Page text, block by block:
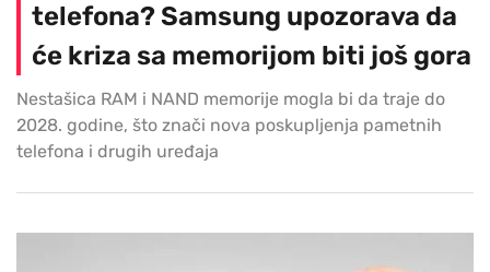
telefona? Samsung upozorava da
će kriza sa memorijom biti još gora
Nestašica RAM i NAND memorije mogla bi da traje do
2028. godine, što znači nova poskupljenja pametnih
telefona i drugih uređaja